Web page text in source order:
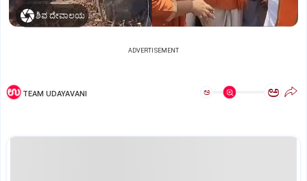
ಶಿವ ದೇವಾಲಯ
ADVERTISEMENT
TEAM UDAYAVANI ಅ ಅ